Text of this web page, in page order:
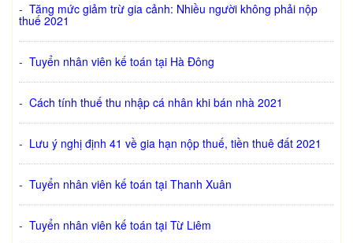
- Tăng mức giảm trừ gia cảnh: Nhiều người không phải nộp
thuế 2021
- Tuyển nhân viên kế toán tại Hà Đông
- Cách tính thuế thu nhập cá nhân khi bán nhà 2021
- Lưu ý nghị định 41 về gia hạn nộp thuế, tiền thuê đất 2021
- Tuyển nhân viên kế toán tại Thanh Xuân
- Tuyển nhân viên kế toán tại Từ Liêm